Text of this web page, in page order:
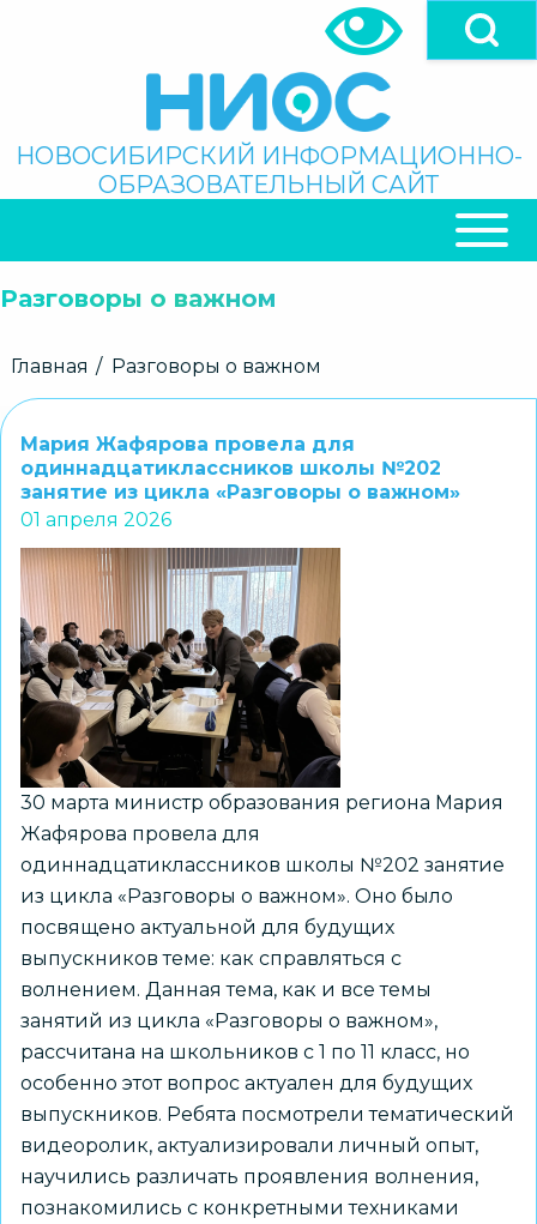
Поиск
НОВОСИБИРСКИЙ ИНФОРМАЦИОННО-
ОБРАЗОВАТЕЛЬНЫЙ САЙТ
НАВИГАЦИЯ
Разговоры о важном
Строка
Главная Разговоры о важном
Мария Жафярова провела для
одиннадцатиклассников школы №202
занятие из цикла «Разговоры о важном»
01 апреля 2026
30 марта министр образования региона Мария
Жафярова провела для
одиннадцатиклассников школы №202 занятие
из цикла «Разговоры о важном». Оно было
посвящено актуальной для будущих
выпускников теме: как справляться с
волнением. Данная тема, как и все темы
занятий из цикла «Разговоры о важном»,
рассчитана на школьников с 1 по 11 класс, но
особенно этот вопрос актуален для будущих
выпускников. Ребята посмотрели тематический
видеоролик, актуализировали личный опыт,
научились различать проявления волнения,
познакомились с конкретными техниками